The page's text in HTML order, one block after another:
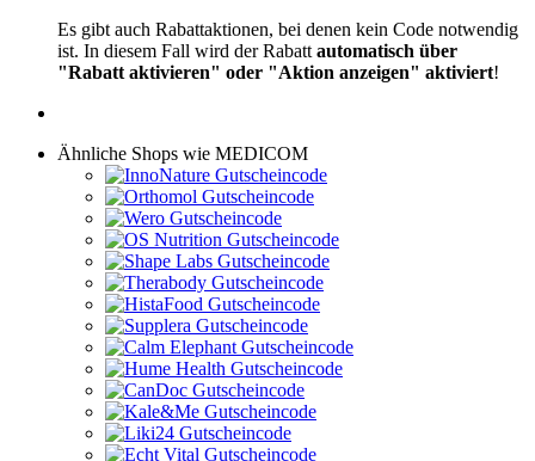
Es gibt auch Rabattaktionen, bei denen kein Code notwendig
ist. In diesem Fall wird der Rabatt automatisch über
"Rabatt aktivieren" oder "Aktion anzeigen" aktiviert!
Ähnliche Shops wie MEDICOM